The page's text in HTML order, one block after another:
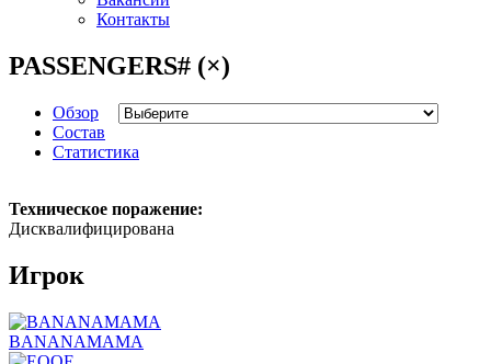
Контакты
PASSENGERS# (×)
Обзор
Состав
Статистика
Техническое поражение:
Дисквалифицирована
Игрок
BANANAMAMA